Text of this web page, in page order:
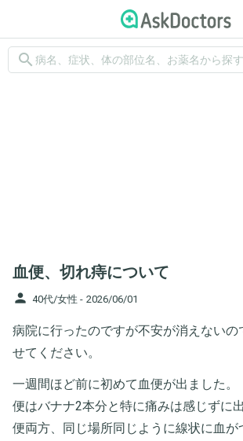
search
血便、切れ痔について
person 40代/女性 - 2026/06/01
病院に行ったのですが不安が消えないの
せてください。
一週間ほど前に初めて血便が出ました。
便はバナナ2本分と特に痛みは感じずに
便両方、同じ場所同じように線状に血が